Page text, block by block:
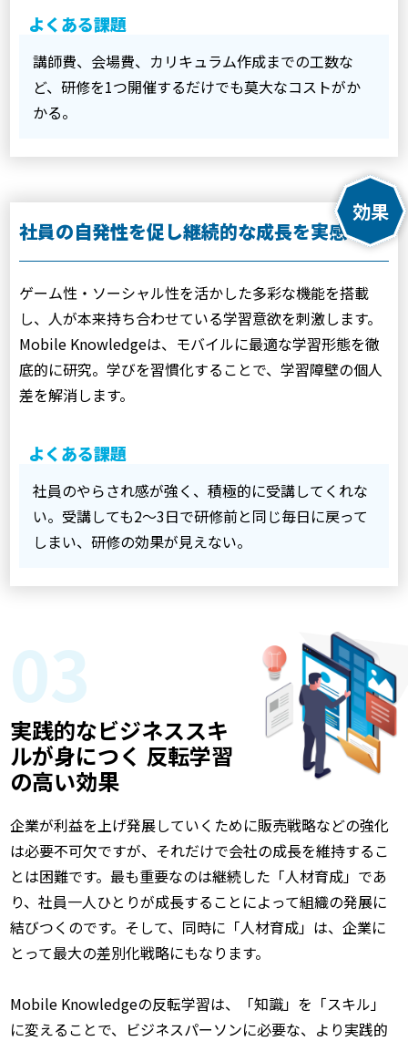
よくある課題
講師費、会場費、カリキュラム作成までの工数な
ど、研修を1つ開催するだけでも莫大なコストがか
かる。
社員の自発性を促し継続的な成長を実感
ゲーム性・ソーシャル性を活かした多彩な機能を搭載
し、人が本来持ち合わせている学習意欲を刺激します。
Mobile Knowledgeは、モバイルに最適な学習形態を徹
底的に研究。学びを習慣化することで、学習障壁の個人
差を解消します。
よくある課題
社員のやらされ感が強く、積極的に受講してくれな
い。受講しても2～3日で研修前と同じ毎日に戻って
しまい、研修の効果が見えない。
03
実践的なビジネススキ
ルが身につく 反転学習
の高い効果
企業が利益を上げ発展していくために販売戦略などの強化
は必要不可欠ですが、それだけで会社の成長を維持するこ
とは困難です。最も重要なのは継続した「人材育成」であ
り、社員一人ひとりが成長することによって組織の発展に
結びつくのです。そして、同時に「人材育成」は、企業に
とって最大の差別化戦略にもなります。
Mobile Knowledgeの反転学習は、「知識」を「スキル」
に変えることで、ビジネスパーソンに必要な、より実践的